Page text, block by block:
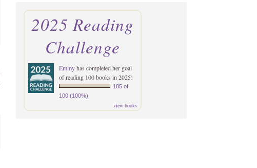
2025 Reading
Challenge
Emmyhas completed her goal
of reading 100 books in 2025!
185 of
100 (100%)
view books